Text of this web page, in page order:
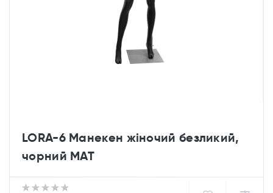
LORA-6 Манекен жіночий безликий,
чорний МАТ